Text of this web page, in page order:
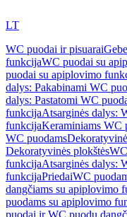
LT
WC puodai ir pisuarai
funkcijaWC puodai su
puodai su apiplovimo
dalys: Pakabinami WC
dalys: Pastatomi WC
funkcijaAtsarginės dalys:
funkcijaKeraminiams WC
WC puodams
Dekoratyvinės plokštės
funkcijaAtsarginės dalys:
funkcijaPriedaiWC
dangčiams su apiplovimo
puodams su apiplovimo
puodai ir WC puodų